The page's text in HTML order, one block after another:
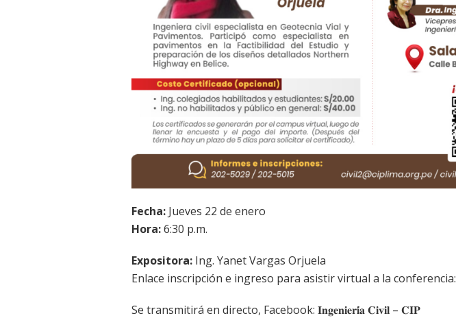
Fecha: Jueves 22 de enero
Hora:6:30 p.m.
Expositora: Ing. Yanet Vargas Orjuela
Enlace inscripción e ingreso para asistir virtual a la conferencia:
Se transmitirá en directo, Facebook: 𝐈𝐧𝐠𝐞𝐧𝐢𝐞𝐫𝐢́𝐚 𝐂𝐢𝐯𝐢𝐥 – 𝐂𝐈𝐏